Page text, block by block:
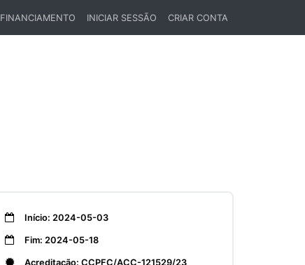
FINANCIAMENTO INICIAR SESSÃO CRIAR CONTA
Início: 2024-05-03
Fim: 2024-05-18
Acreditação: CCPFC/ACC-121529/23